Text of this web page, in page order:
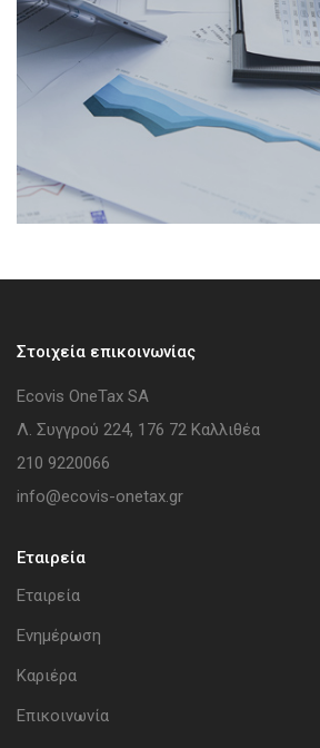
Στοιχεία επικοινωνίας
Ecovis OneTax SA
Λ. Συγγρού 224, 176 72 Καλλιθέα
210 9220066
info@ecovis-onetax.gr
Εταιρεία
Εταιρεία
Ενημέρωση
Καριέρα
Επικοινωνία